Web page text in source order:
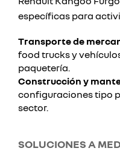
específicas para
Transporte de
food trucks y
paquetería.
Construcción y
configuraciones tipo
sector.
SOLUCIONES A